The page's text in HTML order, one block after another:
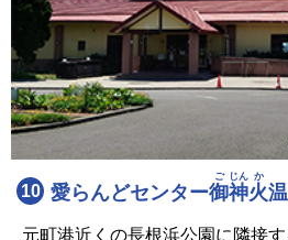
10 愛らんどセンター御
ご
神
じん
火
か
元町港近くの長根浜公園に隣接